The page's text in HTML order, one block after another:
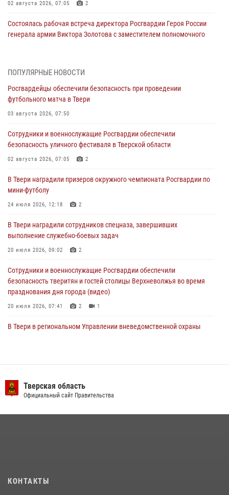
02 августа 2026, 07:05 2
Состоялась рабочая встреча директора Росгвардии Героя России
генерала армии Виктора Золотова с заместителем полномочного
31 июля 2026, 05:42 4
Росгвардейцы в Твери приняли участие в молебне, посвященном
Дню Крещения Руси
28 июля 2026, 11:30
Сотрудники вневедомственной охраны совершили 250 выездов и
пресекли 20 правонарушений за неделю в Тверской области
27 июля 2026, 08:29
В Твери наградили призеров окружного чемпионата Росгвардии по
мини-футболу
24 июля 2026, 12:18 2
Росгвардейцы оказали помощь водителю на дороге в городе Кашин
22 июля 2026, 08:35
ПОПУЛЯРНЫЕ НОВОСТИ
Росгвардейцы обеспечили безопасность при проведении
футбольного матча в Твери
03 августа 2026, 07:50
Сотрудники и военнослужащие Росгвардии обеспечили
безопасность уличного фестиваля в Тверской области
02 августа 2026, 07:05 2
В Твери наградили призеров окружного чемпионата Росгвардии по
мини-футболу
24 июля 2026, 12:18 2
В Твери наградили сотрудников спецназа, завершивших
выполнение служебно-боевых задач
20 июля 2026, 09:02 2
Сотрудники и военнослужащие Росгвардии обеспечили
безопасность тверитян и гостей столицы Верхневолжья во время
празднования дня города (видео)
20 июля 2026, 07:41 2 1
В Твери в региональном Управлении вневедомственной охраны
10 июля 2026, 08:44 1
(видео)
Тверская область
Официальный сайт Правительства
КОНТАКТЫ